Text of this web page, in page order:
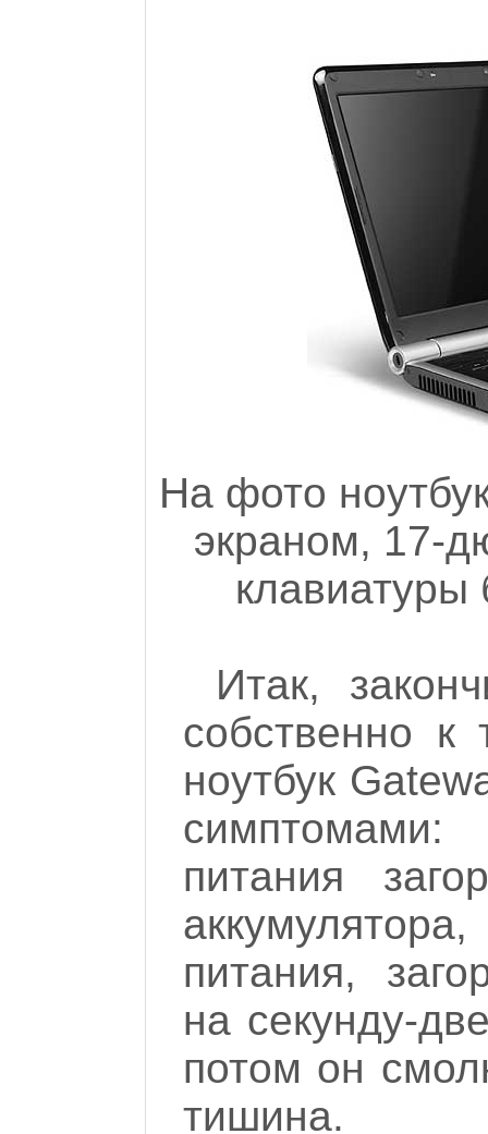
На фото
экраном, 17-
клавиатуры
Итак,
собственно к
ноутбук
питания
питания,
на секунду-
потом он
тишина.